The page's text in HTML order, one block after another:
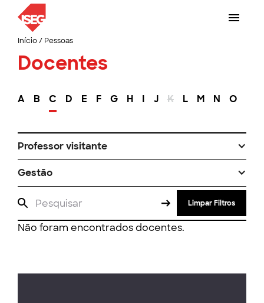
Início/ Pessoas
Docentes
A B C D E F G H I J K L M N O
Professor visitante
Gestão
Limpar Filtros
Não foram encontrados docentes.